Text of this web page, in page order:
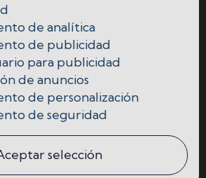
Content School
de Datos
de analítica
de publicidad
para publicidad
de anuncios
de personalización
de seguridad
selección